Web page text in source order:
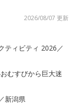
2026/08/07 更新
ティビティ 2026／
むすびから巨大迷
新潟県